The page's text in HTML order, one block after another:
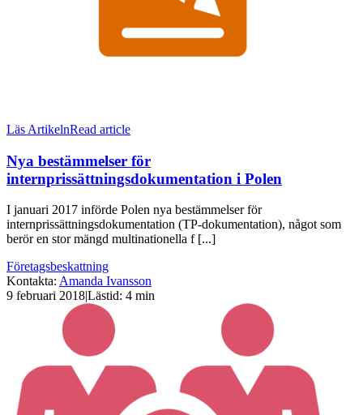
Läs ArtikelnRead article
Nya bestämmelser för
internprissättningsdokumentation i Polen
I januari 2017 införde Polen nya bestämmelser för
internprissättningsdokumentation (TP-dokumentation), något som
berör en stor mängd multinationella f [...]
Företagsbeskattning
Kontakta: Amanda Ivansson
9 februari 2018|Lästid: 4 min